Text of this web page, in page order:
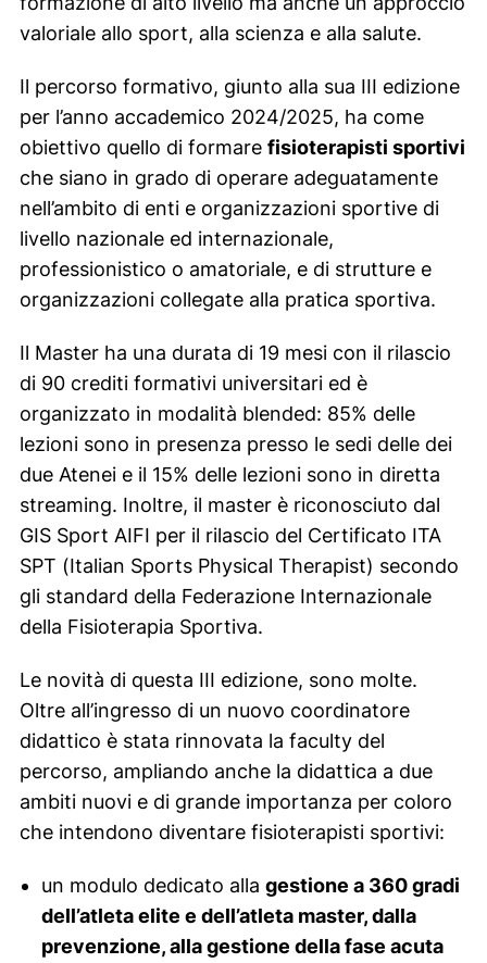
valoriale allo sport, alla scienza e alla salute.
Il percorso formativo, giunto alla sua III edizione
per l’anno accademico 2024/2025, ha come
obiettivo quello di formare fisioterapisti sportivi
che siano in grado di operare adeguatamente
nell’ambito di enti e organizzazioni sportive di
livello nazionale ed internazionale,
professionistico o amatoriale, e di strutture e
organizzazioni collegate alla pratica sportiva.
Il Master ha una durata di 19 mesi con il rilascio
di 90 crediti formativi universitari ed è
organizzato in modalità blended: 85% delle
lezioni sono in presenza presso le sedi delle dei
due Atenei e il 15% delle lezioni sono in diretta
streaming. Inoltre, il master è riconosciuto dal
GIS Sport AIFI per il rilascio del Certificato ITA
SPT (Italian Sports Physical Therapist) secondo
gli standard della Federazione Internazionale
della Fisioterapia Sportiva.
Le novità di questa III edizione, sono molte.
Oltre all’ingresso di un nuovo coordinatore
didattico è stata rinnovata la faculty del
percorso, ampliando anche la didattica a due
ambiti nuovi e di grande importanza per coloro
che intendono diventare fisioterapisti sportivi:
un modulo dedicato alla gestione a 360 gradi
dell’atleta elite e dell’atleta master, dalla
prevenzione, alla gestione della fase acuta